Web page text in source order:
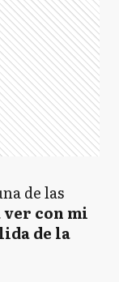
de las
ver con mi
de la